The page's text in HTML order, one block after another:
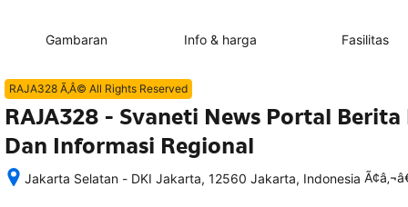
Gambaran Info & harga Fasilitas
RAJA328 Ã‚Â© All Rights Reserved
RAJA328 - Svaneti News Portal
Dan Informasi Regional
Jakarta Selatan - DKI Jakarta, 12560 Jakarta, Indonesia